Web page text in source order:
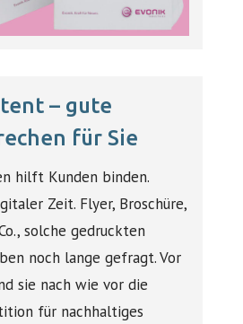
– gute
für Sie
hilft Kunden binden.
Zeit. Flyer, Broschüre,
solche gedruckten
noch lange gefragt. Vor
sie nach wie vor die
für nachhaltiges